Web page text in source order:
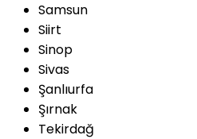
Samsun
Siirt
Sinop
Sivas
Şanlıurfa
Şırnak
Tekirdağ